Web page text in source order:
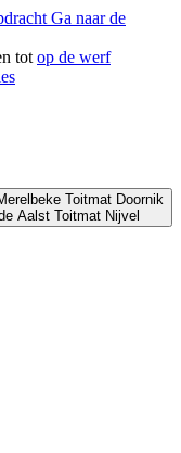
Ga naar de
tot op de werf
Toitmat Doornik
Aalst Toitmat Nijvel